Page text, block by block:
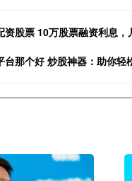
资股票 10万股票融资利息，
台那个好 炒股神器：助你轻